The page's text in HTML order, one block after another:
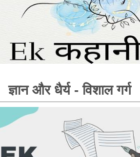
ज्ञान और धैर्य - विशाल गर्ग